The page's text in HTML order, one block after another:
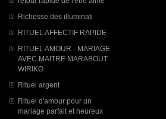
Richesse des illuminati
RITUEL AFFECTIF RAPIDE
RITUEL AMOUR - MARIAGE
AVEC MAITRE MARABOUT
WIRIKO
Rituel argent
Rituel d'amour pour un
mariage parfait et heureux